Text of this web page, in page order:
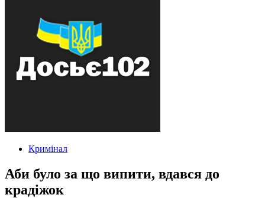
Кримінал
Аби було за що випити, вдався до
крадіжок